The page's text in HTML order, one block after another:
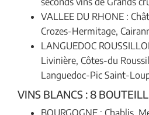
VALLEE DU RHONE :
Crozes-Hermitage,
LANGUEDOC
Livinière, Côtes-du
Languedoc-Pic Saint-
VINS BLANCS : 8
BOURGOGNE : Chablis,